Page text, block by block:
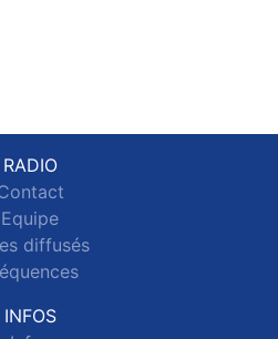
RADIO
Equipe
diffusés
INFOS